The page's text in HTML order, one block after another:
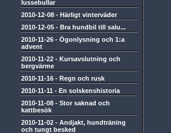
lussebullar
2010-12-08 - Härligt vinterväder
2010-12-05 - Bra hundbil till salu...
2010-11-26 - Ögonlysning och 1:a
advent
2010-11-22 - Kursavslutning och
bergvärme
2010-11-16 - Regn och rusk
2010-11-11 - En solskenshistoria
2010-11-08 - Stor saknad och
kattbesök
2010-11-02 - Andjakt, hundträning
och tungt besked